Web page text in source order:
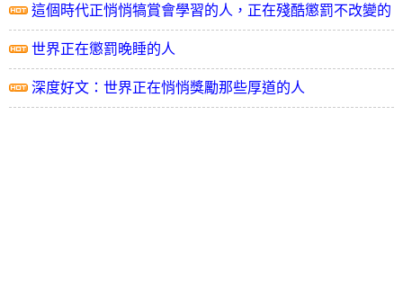
這個時代正悄悄犒賞會學習的人，正在殘酷懲罰不改變的
人
世界正在懲罰晚睡的人
深度好文：世界正在悄悄獎勵那些厚道的人